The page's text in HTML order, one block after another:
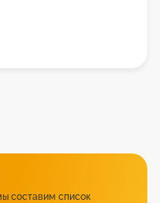
составим список